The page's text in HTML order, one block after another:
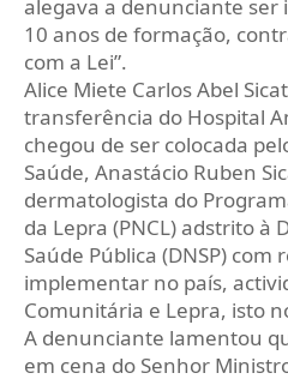
alegava a denunciante
10 anos de formação,
com a Lei”.
Alice Miete Carlos Abel
transferência do Hospital
chegou de ser colocada
Saúde, Anastácio Ruben
dermatologista do
da Lepra (PNCL) adstrito à
Saúde Pública (DNSP)
implementar no país,
Comunitária e Lepra, isto
A denunciante lamentou
em cena do Senhor